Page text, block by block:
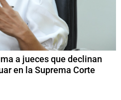
a jueces que declinan
en la Suprema Corte